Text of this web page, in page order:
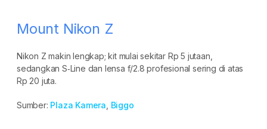
Mount Nikon Z
Nikon Z makin lengkap; kit mulai sekitar Rp 5 jutaan,
sedangkan S‑Line dan lensa f/2.8 profesional sering di atas
Rp 20 juta.
Sumber: Plaza Kamera Biggo